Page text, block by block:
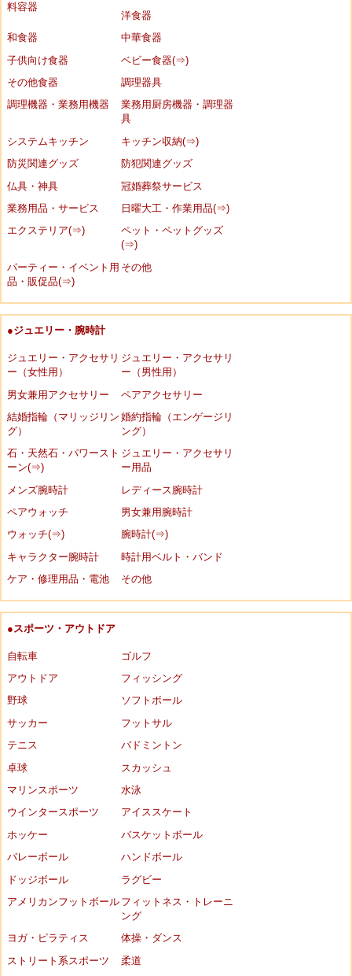
料容器
洋食器
和食器
中華食器
子供向け食器
ベビー食器(⇒)
その他食器
調理器具
調理機器・業務用機器
業務用厨房機器・調理器
具
システムキッチン
キッチン収納(⇒)
防災関連グッズ
防犯関連グッズ
仏具・神具
冠婚葬祭サービス
業務用品・サービス
日曜大工・作業用品(⇒)
エクステリア(⇒)
ペット・ペットグッズ
(⇒)
パーティー・イベント用
品・販促品(⇒)
その他
●ジュエリー・腕時計
ジュエリー・アクセサリ
ー（女性用）
ジュエリー・アクセサリ
ー（男性用）
男女兼用アクセサリー
ペアアクセサリー
結婚指輪（マリッジリン
グ）
婚約指輪（エンゲージリ
ング）
石・天然石・パワースト
ーン(⇒)
ジュエリー・アクセサリ
ー用品
メンズ腕時計
レディース腕時計
ペアウォッチ
男女兼用腕時計
ウォッチ(⇒)
腕時計(⇒)
キャラクター腕時計
時計用ベルト・バンド
ケア・修理用品・電池
その他
●スポーツ・アウトドア
自転車
ゴルフ
アウトドア
フィッシング
野球
ソフトボール
サッカー
フットサル
テニス
バドミントン
卓球
スカッシュ
マリンスポーツ
水泳
ウインタースポーツ
アイススケート
ホッケー
バスケットボール
バレーボール
ハンドボール
ドッジボール
ラグビー
アメリカンフットボール フィットネス・トレーニ
ング
ヨガ・ピラティス
体操・ダンス
ストリート系スポーツ
柔道